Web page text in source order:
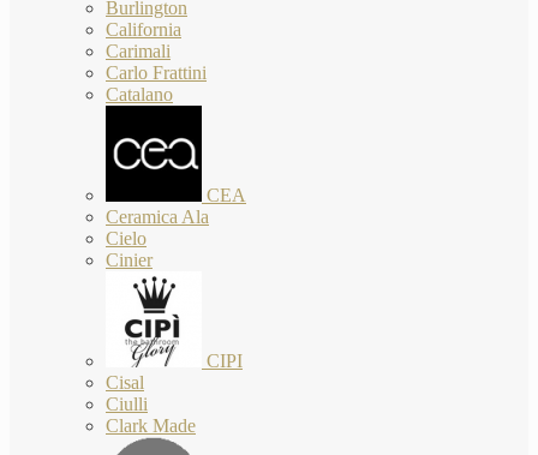
Burlington
California
Carimali
Carlo Frattini
Catalano
CEA
Ceramica Ala
Cielo
Cinier
CIPI
Cisal
Ciulli
Clark Made